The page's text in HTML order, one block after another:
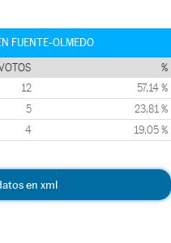
FUENTE-OLMEDO
%
12 57,14 %
5 23,81 %
4 19,05 %
en xml